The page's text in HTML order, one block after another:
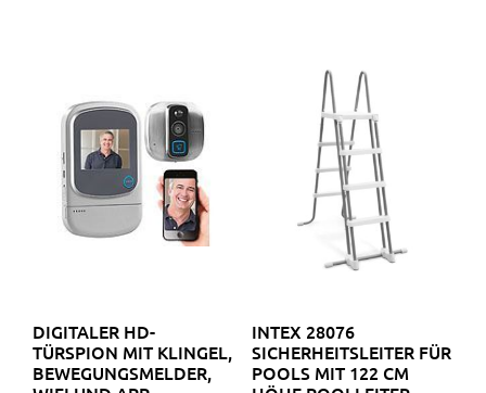
DIGITALER HD-
TÜRSPION MIT KLINGEL,
BEWEGUNGSMELDER,
INTEX 28076
SICHERHEITSLEITER FÜR
POOLS MIT 122 CM